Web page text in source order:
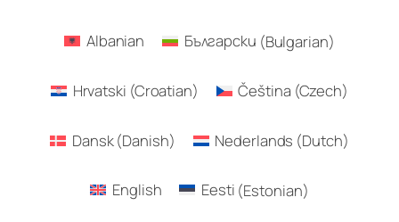
Albanian Български (Bulgarian)
Hrvatski (Croatian) Čeština(Czech)
Dansk(Danish) Nederlands (Dutch)
English Eesti (Estonian)